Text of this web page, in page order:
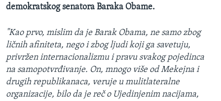
SPORT
demokratskog senatora Baraka Obame.
"Kao prvo, mislim da je Barak Obama, ne samo zbog
ličnih afiniteta, nego i zbog ljudi koji ga savetuju,
privržen internacionalizmu i pravu svakog pojedinca
na samopotvrđivanje. On, mnogo više od Mekejna i
drugih republikanaca, veruje u mulitlateralne
organizacije, bilo da je reč o Ujedinjenim nacijama,